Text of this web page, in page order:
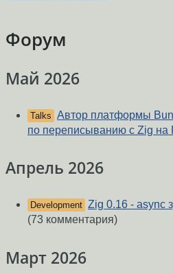
Форум
Май 2026
Talks Автор платформы
по переписыванию с Zig на
Апрель 2026
Development Zig 0.16 - async
(73 комментария)
Март 2026